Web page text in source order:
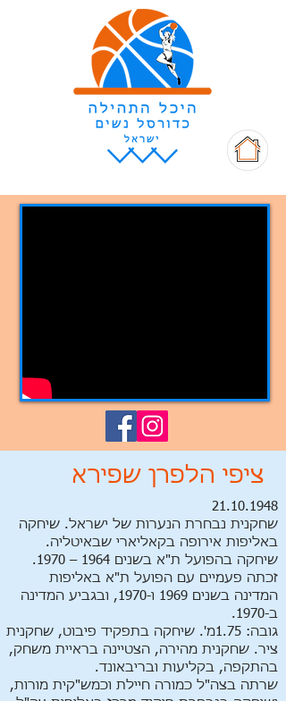
ציפי הלפרן שפירא
21.10.1948
שחקנית נבחרת הנערות של ישראל. שיחקה
באליפות אירופה בקאליארי שבאיטליה.
שיחקה בהפועל ת"א בשנים 1964 – 1970.
זכתה פעמיים עם הפועל ת"א באליפות
המדינה בשנים 1969 ו-1970, ובגביע המדינה
ב-1970.
גובה: 1.75מ'. שיחקה בתפקיד פיבוט, שחקנית
ציר. שחקנית מהירה, הצטיינה בראיית משחק,
בהתקפה, בקליעות ובריבאונד.
שרתה בצה"ל כמורה חיילת וכמש"קית מורות,